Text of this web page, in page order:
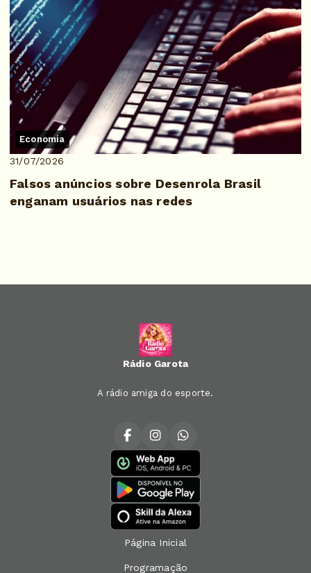
Economia
31/07/2026
Falsos anúncios sobre Desenrola Brasil
enganam usuários nas redes
Rádio Garota
A rádio amiga do esporte.
Página Inicial
Programação